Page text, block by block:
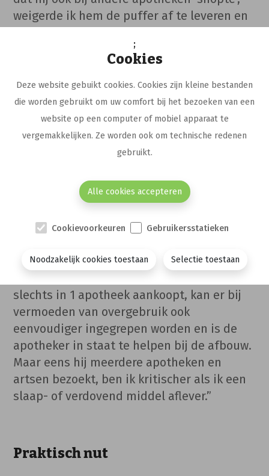
;
Cookies
Deze website gebuikt cookies. Cookies zijn kleine bestanden
die worden gebruikt om uw comfort bij het bezoeken van een
website op een computer of mobiel apparaat te
vergemakkelijken. Ze worden ook om technische redenen
gebruikt.
Alle cookies accepteren
Cookievoorkeuren Gebruikersstatieken
Noodzakelijk cookies toestaan Selectie toestaan
weigerde ik hem de puffer af te leveren en
verwonderd dat ik dat wist en vroeg me
waar ik dat kon zien. Enkele uren later
merkte ik dat hij zijn toestemming om
toegang te hebben tot zijn GFD had
ingetrokken.“
Bernard voegt toe: “Ik heb als ‘bijwerking’
gehad dat een trouwe patiënt wegbleef na
de confrontatie met de harde feiten. Als ik
het GFD niet kan raadplegen, ben ik sowieso
patiënt bewust iets verbergen. Kan ik wel
geloofwaardigheid van de patiënt groter.
slechts in 1 apotheek aankoopt, kan er bij
vermoeden van overgebruik ook
eenvoudiger ingegrepen worden en is de
apotheker in staat te helpen bij de afbouw.
Maar eens hij meerdere apotheken en
artsen bezoekt, ben ik kritischer als ik een
slaap- of verdovend middel aflever.”
Praktisch nut